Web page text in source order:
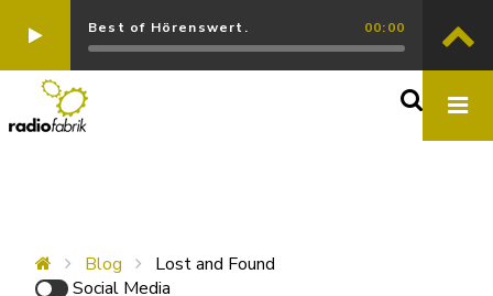
Best of Hörenswert. 00:00
Blog
Lost and Found
Social Media